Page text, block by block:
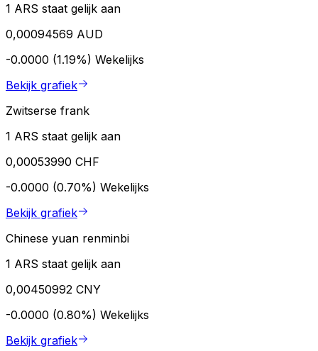
1 ARS staat gelijk aan
0,00094569 AUD
-0.0000 (1.19%) Wekelijks
Bekijk grafiek
Zwitserse frank
1 ARS staat gelijk aan
0,00053990 CHF
-0.0000 (0.70%) Wekelijks
Bekijk grafiek
Chinese yuan renminbi
1 ARS staat gelijk aan
0,00450992 CNY
-0.0000 (0.80%) Wekelijks
Bekijk grafiek